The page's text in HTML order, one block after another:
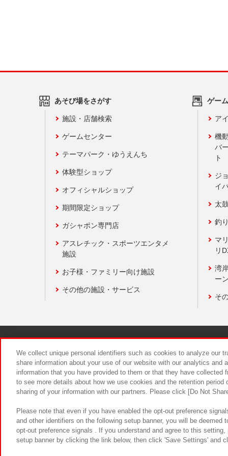
あそび場をさがす
施設・店舗検索
ゲームセンター
テーマパーク・ゆうえんち
体験型ショップ
オフィシャルショップ
期間限定ショップ
ガシャポン専門店
アスレチック・スポーツエンタメ
施設
お子様・ファミリー向け施設
その他の施設・サービス
ゲー
ア
機
バ
ト
ジ
イ
太
釣
マ
リ
湾
ー
そ
食品のご
We collect unique personal identifiers such as cookies to analyze our
share information about your use of our website with our analytics and
information that you have provided to them or that they have
to see more details about how we use cookies and the retention
sharing of your information with our partners. Please click [Do Not
Please note that even if you have enabled the opt-out preference
and other identifiers on the following setup banner, you will be
opt-out preference signals . If you understand and agree to this
setup banner by clicking the link below, then click 'Save Settings' and